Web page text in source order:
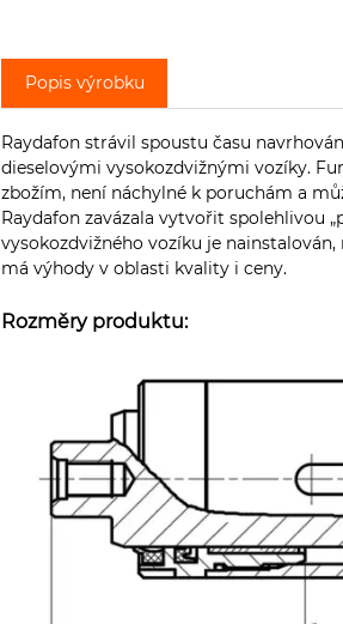
Popis výrobku
Raydafon strávil spoustu času
dieselovými vysokozdvižnými vozíky.
zbožím, není náchylné k poruchám a
Raydafon zavázala vytvořit spolehlivou
vysokozdvižného vozíku je
má výhody v oblasti kvality i ceny.
Rozměry produktu: